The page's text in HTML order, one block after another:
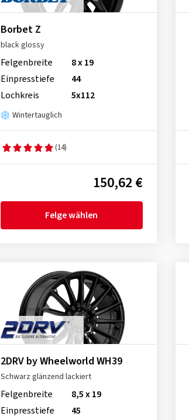
Borbet Z
black glossy
Felgenbreite
8 x 19
Einpresstiefe
44
Lochkreis
5x112
Wintertauglich
(14)
150,62 €
Felge wählen
2DRV by Wheelworld WH39
Schwarz glänzend lackiert
Felgenbreite
8,5 x 19
Einpresstiefe
45